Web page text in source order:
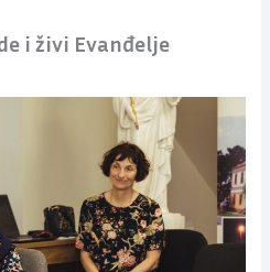
i živi Evanđelje